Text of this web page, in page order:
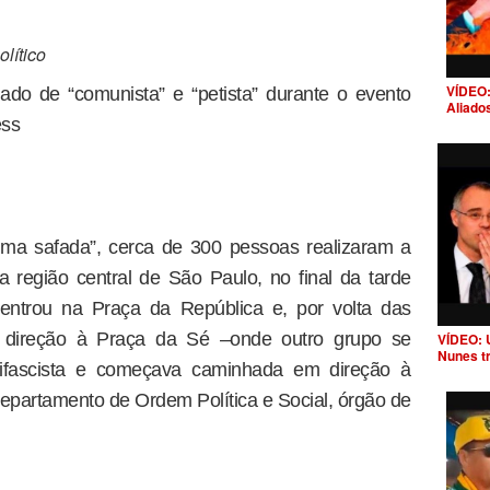
de “comunista” e “petista” durante o evento
safada”, cerca de 300 pessoas realizaram a
região central de São Paulo, no final da tarde
na Praça da República e, por volta das
à Praça da Sé –onde outro grupo se
e começava caminhada em direção à
de Ordem Política e Social, órgão de
VÍDEO:
Nunes